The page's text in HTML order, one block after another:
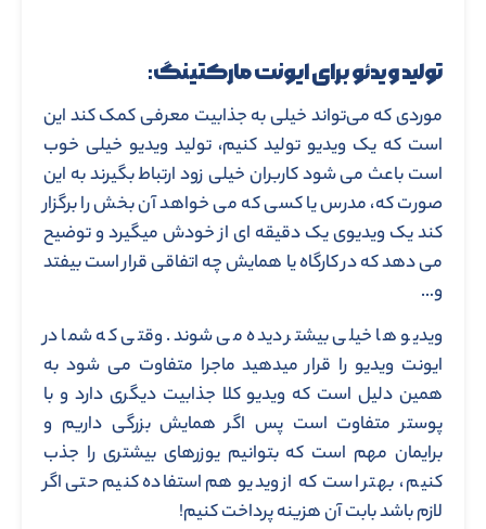
تولید ویدئو برای ایونت مارکتینگ:
موردی که می‌تواند خیلی به جذابیت معرفی کمک کند این
است که یک ویدیو تولید کنیم، تولید ویدیو خیلی خوب
است باعث می شود کاربران خیلی زود ارتباط بگیرند به این
صورت که، مدرس یا کسی که می خواهد آن بخش را برگزار
کند یک ویدیوی یک دقیقه ای از خودش میگیرد و توضیح
می دهد که در کارگاه یا همایش چه اتفاقی قرار است بیفتد
و…
ویدیو ها خیلی بیشتر دیده می شوند. وقتی که شما در
ایونت ویدیو را قرار میدهید ماجرا متفاوت می شود به
همین دلیل است که ویدیو کلا جذابیت دیگری دارد و با
پوستر متفاوت است پس اگر همایش بزرگی داریم و
برایمان مهم است که بتوانیم یوزرهای بیشتری را جذب
کنیم، بهتر است که از ویدیو هم استفاده کنیم حتی اگر
لازم باشد بابت آن هزینه پرداخت کنیم!